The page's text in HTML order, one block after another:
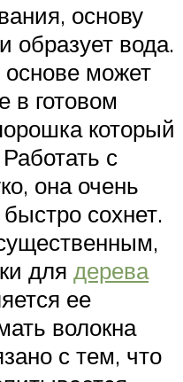
основу
образует вода.
может
в готовом
который
с
она очень
сохнет.
для дерева
ее
волокна
с тем, что